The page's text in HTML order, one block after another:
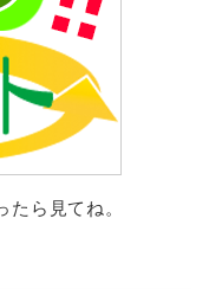
ら見てね。